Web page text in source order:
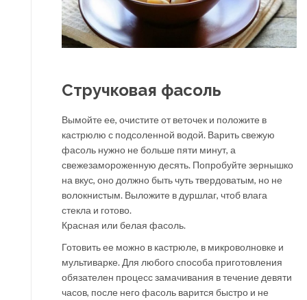
Стручковая фасоль
Вымойте ее, очистите от веточек и положите в
кастрюлю с подсоленной водой. Варить свежую
фасоль нужно не больше пяти минут, а
свежезамороженную десять. Попробуйте зернышко
на вкус, оно должно быть чуть твердоватым, но не
волокнистым. Выложите в дуршлаг, чтоб влага
стекла и готово.
Красная или белая фасоль.
Готовить ее можно в кастрюле, в микроволновке и
мультиварке. Для любого способа приготовления
обязателен процесс замачивания в течение девяти
часов, после него фасоль варится быстро и не